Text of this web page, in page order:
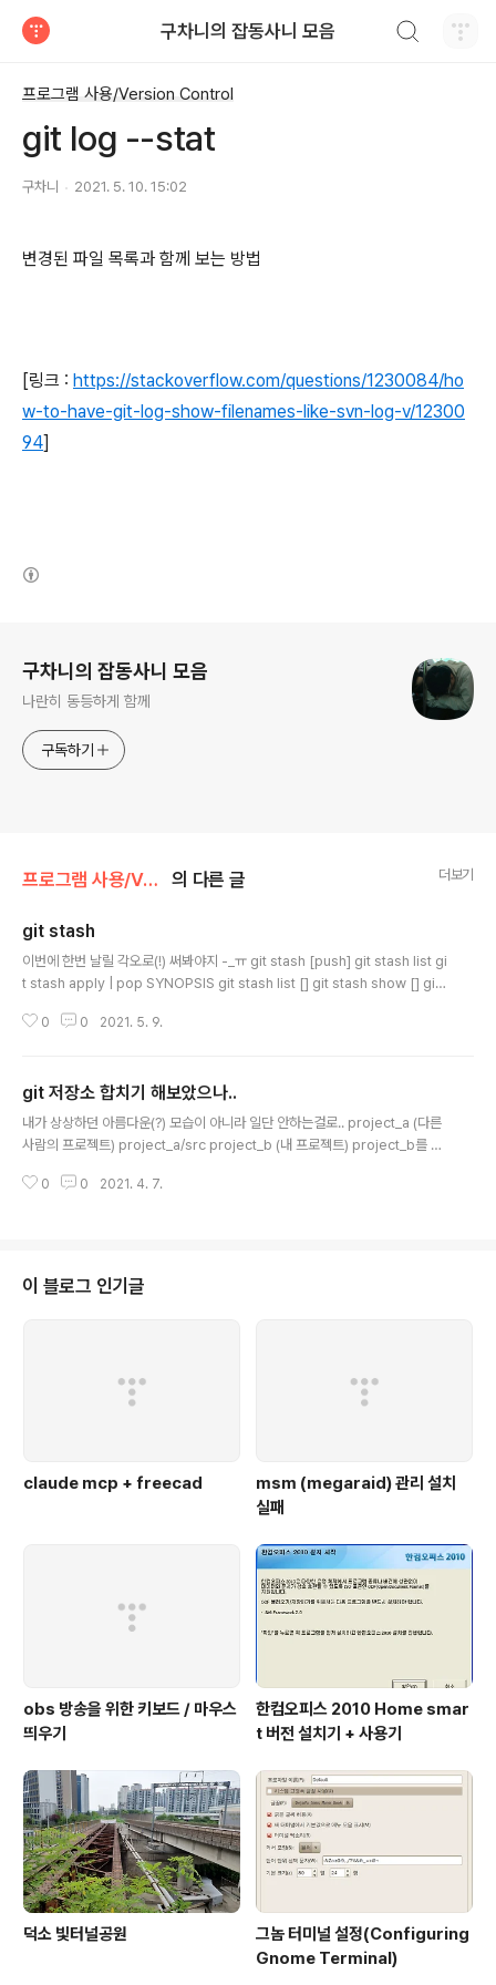
구차니의 잡동사니 모음
프로그램 사용/Version Control
git log --stat
구차니 2021. 5. 10. 15:02
변경된 파일 목록과 함께 보는 방법
[링크 : https://stackoverflow.com/questions/1230084/ho
w-to-have-git-log-show-filenames-like-svn-log-v/12300
94]
구차니의 잡동사니 모음
나란히 동등하게 함께
구독하기
프로그램 사용/Version Control 의 다른 글 더보기
git stash
이번에 한번 날릴 각오로(!) 써봐야지 -_ㅠ git stash [push] git stash list gi
t stash apply | pop SYNOPSIS git stash list [] git stash show [] git
quiet] [] git stash branch [] git stash [push [-p|--patch] [-k|--[no
0 0 2021. 5. 9.
git 저장소 합치기 해보았으나..
내가 상상하던 아름다운(?) 모습이 아니라 일단 안하는걸로.. project_a (다른
사람의 프로젝트) project_a/src project_b (내 프로젝트) project_b를 pr
저장소 자체가 두개 합쳐지는 개념 2. 1의 문제로 인해서 합치고 디렉토리를 옮
게 못되는구나.. (일한거 팍팍 티내려고 했는데 실패..) 2019.06.03 - [프로그
램 사용/Ver..
0 0 2021. 4. 7.
이 블로그 인기글
claude mcp + freecad
msm (megaraid) 관리 설치
실패
obs 방송을 위한 키보드 / 마우스
띄우기
한컴오피스 2010 Home smar
t 버전 설치기 + 사용기
덕소 빛터널공원
그놈 터미널 설정(Configuring
Gnome Terminal)